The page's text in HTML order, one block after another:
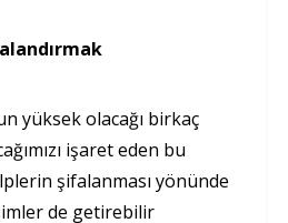
yüksek olacağı birkaç
işaret eden bu
şifalanması yönünde
de getirebilir